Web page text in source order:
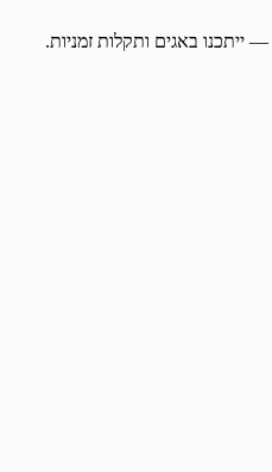
— ייתכנו באגים ותקלות זמניות.